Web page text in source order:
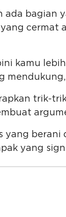
ada
cermat
kamu
trik-
yang
yang